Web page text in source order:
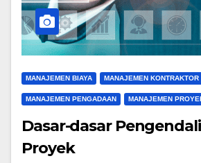
MANAJEMEN BIAYA MANAJEMEN KONTRAKTOR
MANAJEMEN PENGADAAN MANAJEMEN
Dasar-dasar
Proyek